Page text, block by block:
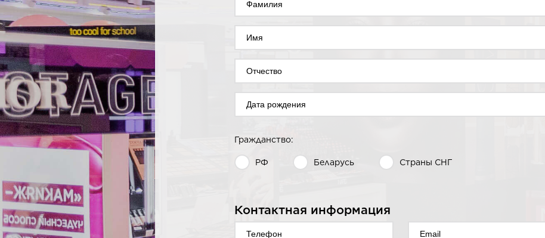
Гражданство:
РФ Беларусь Страны СНГ
Контактная информация